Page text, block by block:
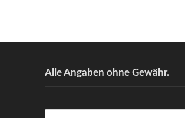
Alle Angaben ohne Gewähr.